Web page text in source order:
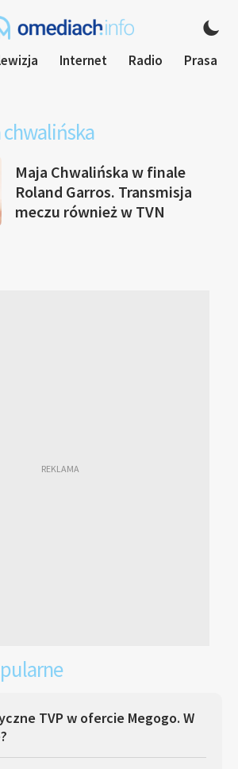
Internet Radio Prasa
chwalińska
Maja Chwalińska w finale
Roland Garros. Transmisja
meczu również w TVN
TVP w ofercie Megogo. W